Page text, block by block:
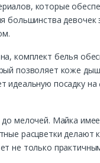
которые
большинства
комплект белья
позволяет коже
идеальную посадку
мелочей. Майка
расцветки
не только